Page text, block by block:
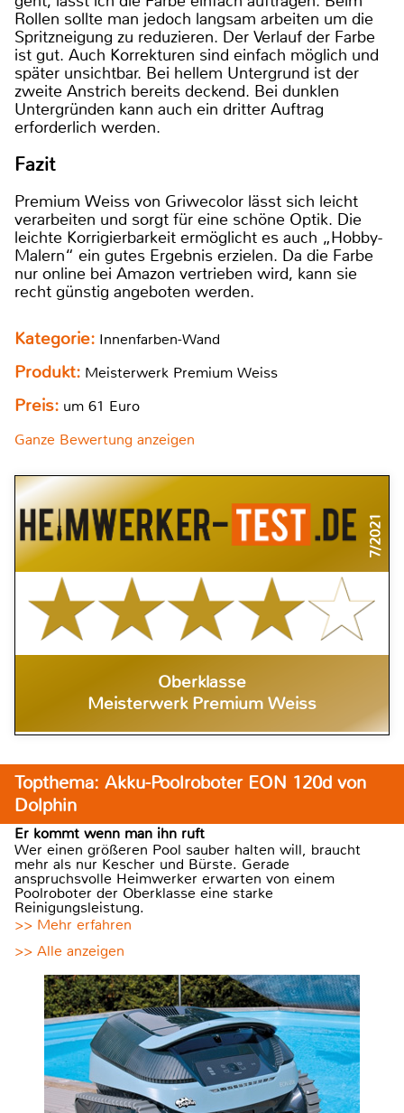
Rollen sollte man jedoch langsam arbeiten um die
Spritzneigung zu reduzieren. Der Verlauf der Farbe
ist gut. Auch Korrekturen sind einfach möglich und
später unsichtbar. Bei hellem Untergrund ist der
zweite Anstrich bereits deckend. Bei dunklen
Untergründen kann auch ein dritter Auftrag
erforderlich werden.
Fazit
Premium Weiss von Griwecolor lässt sich leicht
verarbeiten und sorgt für eine schöne Optik. Die
leichte Korrigierbarkeit ermöglicht es auch „Hobby-
Malern“ ein gutes Ergebnis erzielen. Da die Farbe
nur online bei Amazon vertrieben wird, kann sie
recht günstig angeboten werden.
Kategorie: Innenfarben-Wand
Produkt: Meisterwerk Premium Weiss
Preis: um 61 Euro
Ganze Bewertung anzeigen
7/2021
Oberklasse
Meisterwerk Premium Weiss
Topthema: Akku-Poolroboter EON 120d von
Dolphin
Er kommt wenn man ihn ruft
Wer einen größeren Pool sauber halten will, braucht
mehr als nur Kescher und Bürste. Gerade
anspruchsvolle Heimwerker erwarten von einem
Poolroboter der Oberklasse eine starke
Reinigungsleistung.
>> Mehr erfahren
>> Alle anzeigen